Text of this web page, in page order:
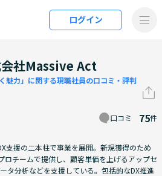
ップ
ログイン
社Massive Act
魅力」に関する現職社員の口コミ・評判
口コミ 75件
支援の二本柱で事業を展開。新規獲得のため
ロチームで提供し、顧客単価を上げるアップセ
タ分析などを支援している。包括的なDX推進